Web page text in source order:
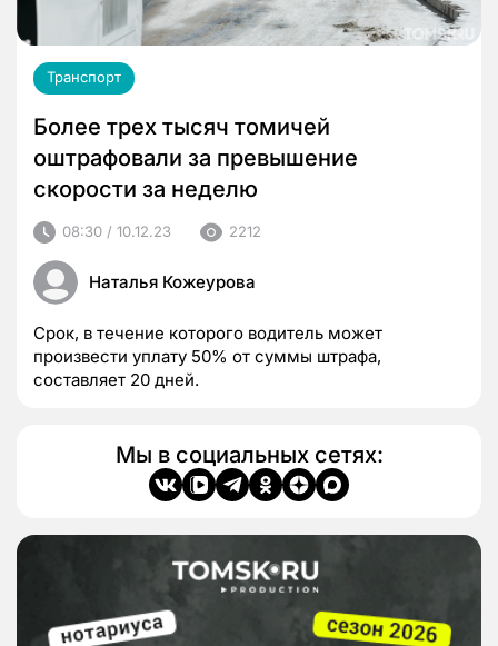
Транспорт
Более трех тысяч томичей
оштрафовали за превышение
скорости за неделю
08:30 / 10.12.23 2212
Наталья Кожеурова
Срок, в течение которого водитель может
произвести уплату 50% от суммы штрафа,
составляет 20 дней.
Мы в социальных сетях: